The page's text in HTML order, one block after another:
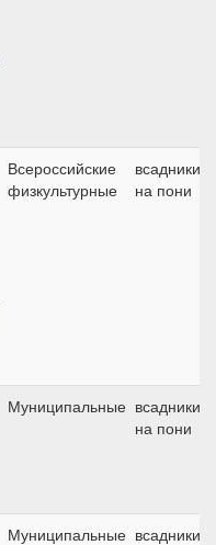
Всероссийские
физкультурные
всадники
на пони
Муниципальные всадники
на пони
Муниципальные всадники